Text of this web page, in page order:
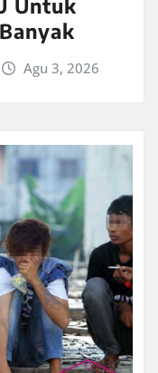
Untuk
Agu 3, 2026